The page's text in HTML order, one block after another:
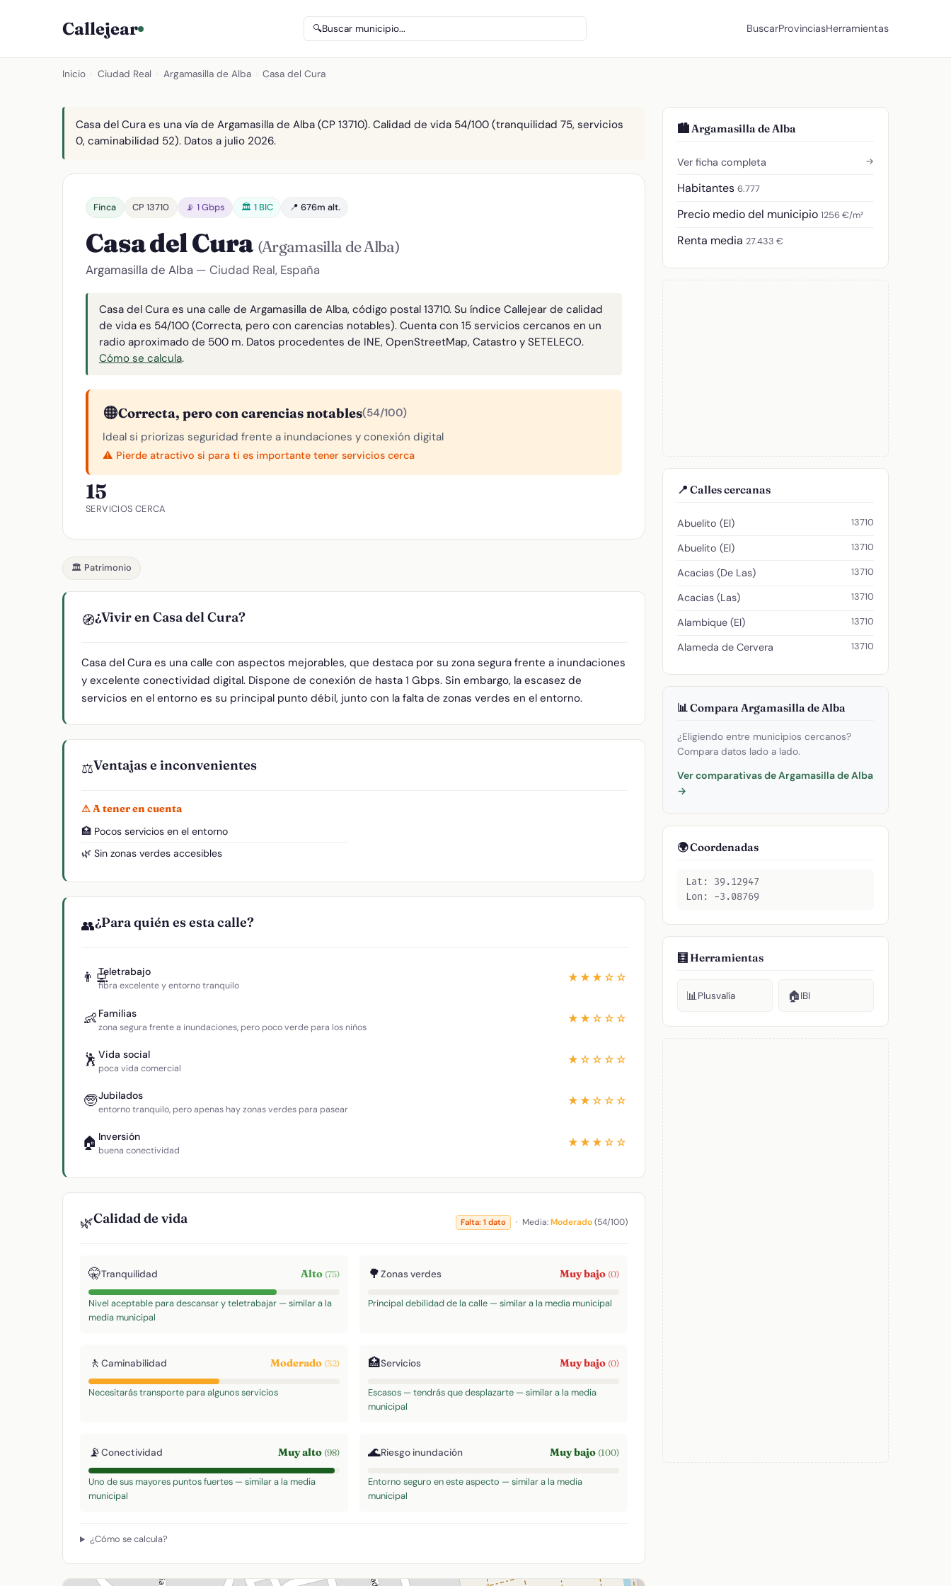
Callejear 🔍Buscar municipio... BuscarProvinciasHerramientas
Inicio Ciudad Real Argamasilla de Alba Casa del Cura
Casa del Cura es una vía de Argamasilla de Alba (CP 13710). Calidad de vida 54/100 (tranquilidad 75, servicios
0, caminabilidad 52). Datos a julio 2026.
Finca CP 13710 📡 1 Gbps 🏛️ 1 BIC 📍 676m alt.
Casa del Cura (Argamasilla de Alba)
Argamasilla de Alba — Ciudad Real, España
Casa del Cura es una calle de Argamasilla de Alba, código postal 13710. Su índice Callejear de calidad
de vida es 54/100 (Correcta, pero con carencias notables). Cuenta con 15 servicios cercanos en un
radio aproximado de 500 m. Datos procedentes de INE, OpenStreetMap, Catastro y SETELECO.
Cómo se calcula.
🟠Correcta, pero con carencias notables(54/100)
Ideal si priorizas seguridad frente a inundaciones y conexión digital
⚠️ Pierde atractivo si para ti es importante tener servicios cerca
15
SERVICIOS CERCA
🏛️ Patrimonio
🧭¿Vivir en Casa del Cura?
Casa del Cura es una calle con aspectos mejorables, que destaca por su zona segura frente a inundaciones
y excelente conectividad digital. Dispone de conexión de hasta 1 Gbps. Sin embargo, la escasez de
servicios en el entorno es su principal punto débil, junto con la falta de zonas verdes en el entorno.
⚖️Ventajas e inconvenientes
⚠ A tener en cuenta
🏥 Pocos servicios en el entorno
🌿 Sin zonas verdes accesibles
👥¿Para quién es esta calle?
👨‍💻Teletrabajo
fibra excelente y entorno tranquilo
★★★☆☆
👶 Familias
zona segura frente a inundaciones, pero poco verde para los niños
★★☆☆☆
🕺 Vida social
poca vida comercial
★☆☆☆☆
🧓Jubilados
entorno tranquilo, pero apenas hay zonas verdes para pasear
★★☆☆☆
🏠 Inversión
buena conectividad
★★★☆☆
🌿Calidad de vida Falta: 1 dato · Media:Moderado(54/100)
🤫Tranquilidad Alto (75)
Nivel aceptable para descansar y teletrabajar — similar a la
media municipal
🌳Zonas verdes Muy bajo (0)
Principal debilidad de la calle — similar a la media municipal
🚶 Caminabilidad Moderado (52)
Necesitarás transporte para algunos servicios
🏥Servicios Muy bajo (0)
Escasos — tendrás que desplazarte — similar a la media
municipal
📡Conectividad Muy alto (98)
Uno de sus mayores puntos fuertes — similar a la media
municipal
🌊Riesgo inundación Muy bajo (100)
Entorno seguro en este aspecto — similar a la media
municipal
¿Cómo se calcula?
🏙️ Argamasilla de Alba
Ver ficha completa →
Habitantes 6.777
Precio medio del municipio 1256 €/m²
Renta media 27.433 €
📍 Calles cercanas
Abuelito (El) 13710
Abuelito (El) 13710
Acacias (De Las) 13710
Acacias (Las) 13710
Alambique (El) 13710
Alameda de Cervera 13710
📊 Compara Argamasilla de Alba
¿Eligiendo entre municipios cercanos?
Compara datos lado a lado.
Ver comparativas de Argamasilla de Alba
→
🌍 Coordenadas
Lat: 39.12947
Lon: -3.08769
🧮 Herramientas
📊Plusvalía 🏠IBI